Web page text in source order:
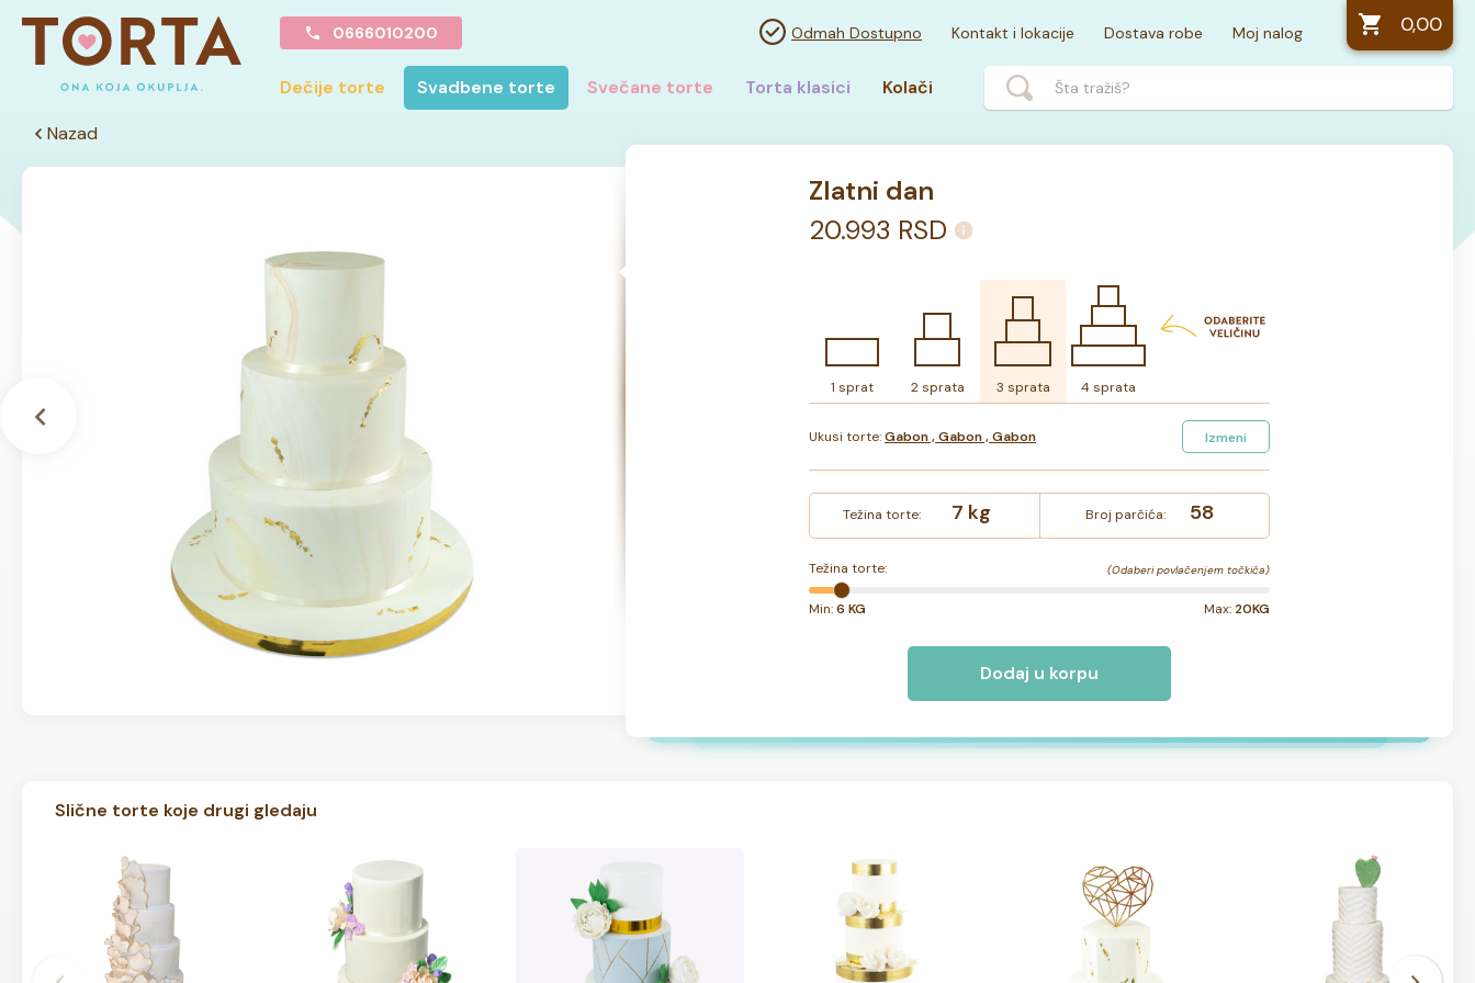
0666010200 Odmah Dostupno Kontakt i lokacije Dostava robe Moj nalog 0,00
Dečije torte Svadbene torte Svečane torte Torta klasici
Kolači
Nazad
Zlatni dan
20.993 RSD
1 sprat 2 sprata 3 sprata 4 sprata
Ukusi torte:Gabon , Gabon , Gabon Izmeni
Težina torte: 7 kg Broj parčića: 58
Težina torte: (Odaberi povlačenjem točkića)
Min:6 KG Max: 20KG
Dodaj u korpu
Slične torte koje drugi gledaju